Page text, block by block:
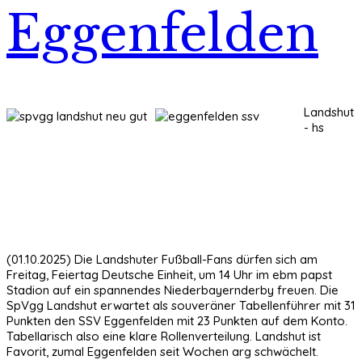
Eggenfelden
Landshut
- hs
(01.10.2025) Die Landshuter Fußball-Fans dürfen sich am
Freitag, Feiertag Deutsche Einheit, um 14 Uhr im ebm papst
Stadion auf ein spannendes Niederbayernderby freuen. Die
SpVgg Landshut erwartet als souveräner Tabellenführer mit 31
Punkten den SSV Eggenfelden mit 23 Punkten auf dem Konto.
Tabellarisch also eine klare Rollenverteilung. Landshut ist
Favorit, zumal Eggenfelden seit Wochen arg schwächelt.